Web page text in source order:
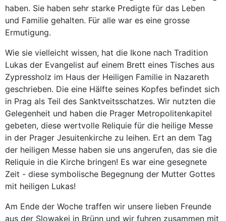
haben. Sie haben sehr starke Predigte für das Leben
und Familie gehalten. Für alle war es eine grosse
Ermutigung.
Wie sie vielleicht wissen, hat die Ikone nach Tradition
Lukas der Evangelist auf einem Brett eines Tisches aus
Zypressholz im Haus der Heiligen Familie in Nazareth
geschrieben. Die eine Hälfte seines Kopfes befindet sich
in Prag als Teil des Sanktveitsschatzes. Wir nutzten die
Gelegenheit und haben die Prager Metropolitenkapitel
gebeten, diese wertvolle Reliquie für die heilige Messe
in der Prager Jesuitenkirche zu leihen. Ert an dem Tag
der heiligen Messe haben sie uns angerufen, das sie die
Reliquie in die Kirche bringen! Es war eine gesegnete
Zeit - diese symbolische Begegnung der Mutter Gottes
mit heiligen Lukas!
Am Ende der Woche traffen wir unsere lieben Freunde
aus der Slowakei in Brünn und wir fuhren zusammen mit